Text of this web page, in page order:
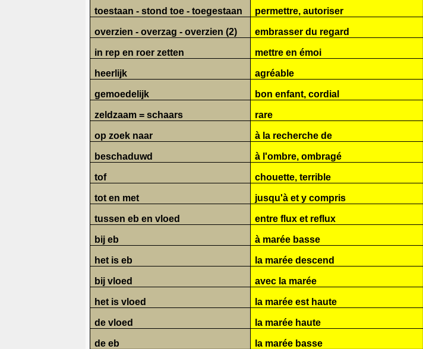
toestaan - stond toe - toegestaan permettre, autoriser
overzien - overzag - overzien (2) embrasser du regard
in rep en roer zetten mettre en émoi
heerlijk agréable
gemoedelijk bon enfant, cordial
zeldzaam = schaars rare
op zoek naar à la recherche de
beschaduwd à l'ombre, ombragé
tof chouette, terrible
tot en met jusqu'à et y compris
tussen eb en vloed entre flux et reflux
bij eb à marée basse
het is eb la marée descend
bij vloed avec la marée
het is vloed la marée est haute
de vloed la marée haute
de eb la marée basse